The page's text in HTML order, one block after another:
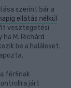
szerint bár a
ellátás nélkül
vesztegetési
M. Richárd
be a haláleset.
férfinak
járt